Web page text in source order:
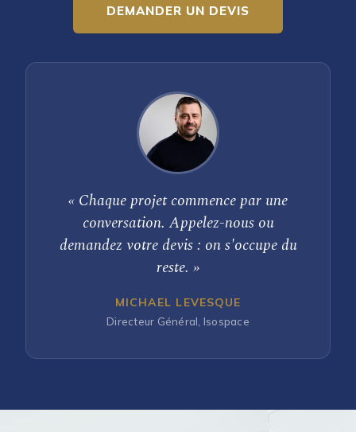
DEMANDER UN DEVIS
« Chaque projet commence par une
conversation. Appelez-nous ou
demandez votre devis : on s'occupe du
reste. »
MICHAEL LEVESQUE
Directeur Général, Isospace